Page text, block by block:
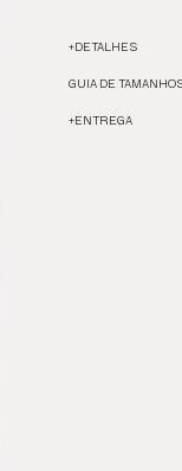
+DETALHES
GUIA DE
+ENTREGA